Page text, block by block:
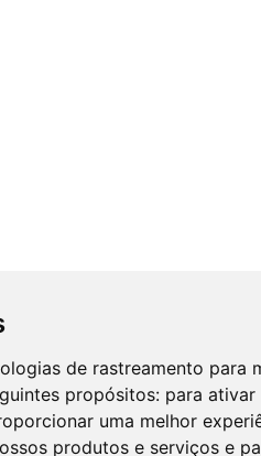
de rastreamento para
propósitos: para ativar
uma melhor
produtos e serviços e